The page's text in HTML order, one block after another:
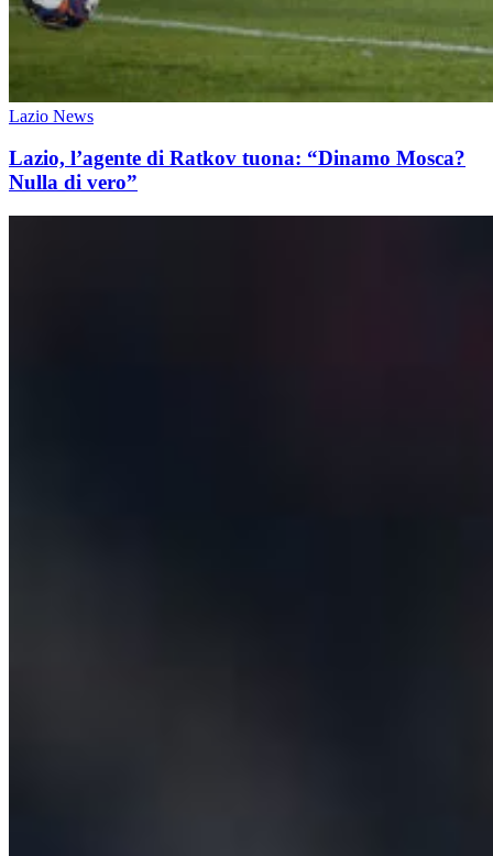
Lazio News
Lazio, l’agente di Ratkov tuona: “Dinamo Mosca?
Nulla di vero”